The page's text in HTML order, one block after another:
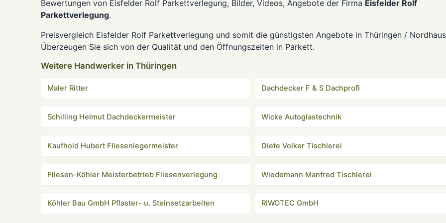
Bewertungen von Eisfelder Rolf Parkettverlegung, Bilder, Videos, Angebote der Firma Eisfelder Rolf
Parkettverlegung.
Preisvergleich Eisfelder Rolf Parkettverlegung und somit die günstigsten Angebote in Thüringen /
Überzeugen Sie sich von der Qualität und den Öffnungszeiten in Parkett.
Weitere Handwerker in Thüringen
Maler Ritter Dachdecker F & S Dachprofi
Schilling Helmut Dachdeckermeister Wicke Autoglastechnik
Kaufhold Hubert Fliesenlegermeister Diete Volker Tischlerei
Fliesen-Köhler Meisterbetrieb Fliesenverlegung Wiedemann Manfred Tischlerei
Köhler Bau GmbH Pflaster- u. Steinsetzarbeiten RIWOTEC GmbH